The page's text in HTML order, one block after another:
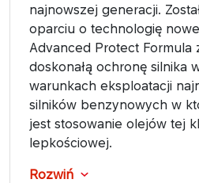
najnowszej generacji.
oparciu o technologię
Advanced Protect Formula
doskonałą ochronę silnika
warunkach eksploatacji
silników benzynowych w
jest stosowanie olejów tej
lepkościowej.
Rozwiń